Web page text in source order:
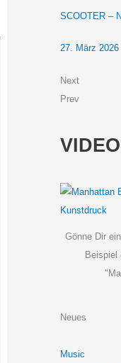
SCOOTER –
27. März 2026
Next
Prev
Gönne Dir
Beispiel
Neues
Music